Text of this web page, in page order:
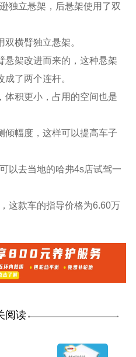
独立悬架，后悬架使用了双
横臂独立悬架。
悬架改进而来的，这种悬架
了两个连杆。
体积更小，占用的空间也是
倾幅度，这样可以提高车子
以去当地的哈弗4s店试驾一
这款车的指导价格为6.60万
阅读